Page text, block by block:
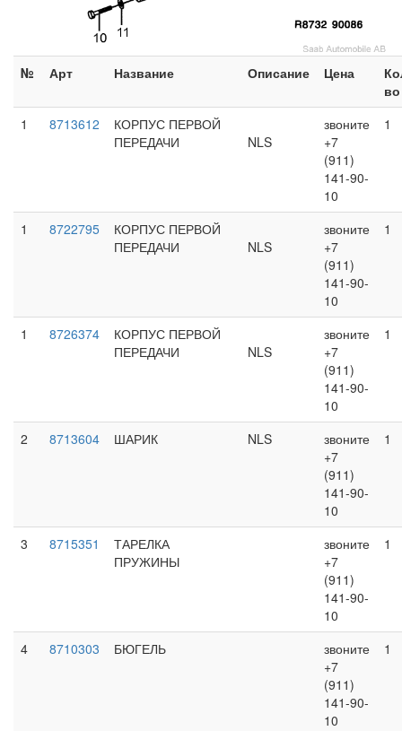
№ Арт Название Описание Цена
во
1
8713612
КОРПУС ПЕРВОЙ
ПЕРЕДАЧИ
NLS
звоните
+7
(911)
141-90-
10
1
1 8722795
КОРПУС ПЕРВОЙ
ПЕРЕДАЧИ
NLS
звоните
+7
(911)
141-90-
10
1
1 8726374
КОРПУС ПЕРВОЙ
ПЕРЕДАЧИ
NLS
звоните
+7
(911)
141-90-
10
1
2 8713604 ШАРИК NLS
звоните
+7
(911)
141-90-
10
1
3 8715351
ТАРЕЛКА
ПРУЖИНЫ
звоните
+7
(911)
141-90-
10
1
4 8710303 БЮГЕЛЬ
звоните
+7
(911)
141-90-
10
1